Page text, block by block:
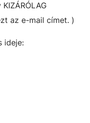
az e-mail címet. )
ideje: